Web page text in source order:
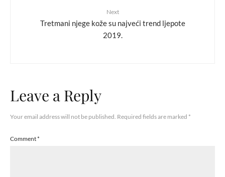
Next
Tretmani njege kože su najveći trend ljepote
2019.
Leave a Reply
Your email address will not be published. Required fields are marked *
Comment*